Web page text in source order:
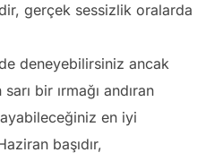
gerçek sessizlik oralarda
deneyebilirsiniz ancak
bir ırmağı andıran
en iyi
başıdır,